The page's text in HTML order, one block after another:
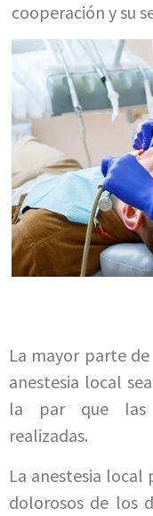
cooperación y su
La mayor parte
anestesia local
la par que las
realizadas.
La anestesia
dolorosos de los